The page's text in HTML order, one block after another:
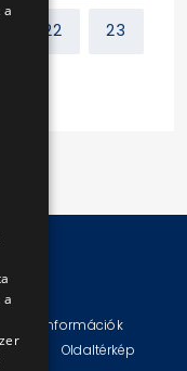
22 23
információk
ÁSZF Oldaltérkép
a
a